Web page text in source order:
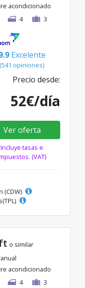
acondicionado
4 3
Excelente
(541 opiniones)
Precio desde:
52€/día
Ver oferta
Incluye tasas e
(VAT)
(CDW)
o similar
acondicionado
4 3